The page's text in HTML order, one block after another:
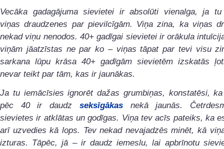
Vecāka gadagājuma sievietei ir absolūti vienalga, ja
viņas draudzenes par pievilcīgām. Viņa zina, ka viņas
nekad viņu nenodos. 40+ gadīgai sievietei ir orākula
viņām jāatzīstas ne par ko – viņas tāpat par tevi visu
sarkana lūpu krāsa 40+ gadīgām sievietēm izskatās
nevar teikt par tām, kas ir jaunākas.
Ja tu iemācīsies ignorēt dažas grumbiņas, konstatēsi,
pēc 40 ir daudz seksīgākasnekā jaunās.
sievietes ir atklātas un godīgas. Viņa tev acīs pateiks, ka
arī uzvedies kā lops. Tev nekad nevajadzēs minēt, kā
izturas. Tāpēc, jā – ir daudz iemeslu, lai apbrīnotu